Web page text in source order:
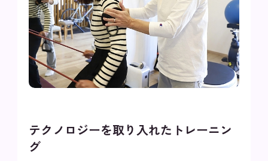
テクノロジーを取り入れたトレーニン
グ